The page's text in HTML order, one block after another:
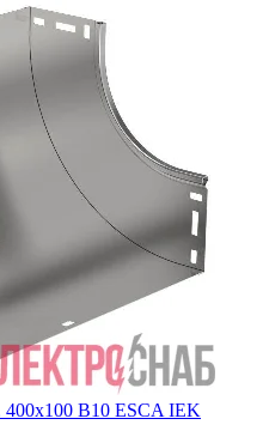
400х100 В10 ESCA IEK